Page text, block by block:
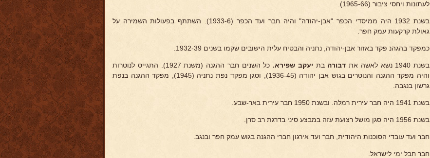
לעתונות ויחסי ציבור (1965-66).
בשנת 1932 היה ממיסדי הכפר "אבן-יהודה" והיה חבר ועד הכפר (1933-6). השתתף בפעולות השמירה על
גאולת קרקעות עמק חפר.
כמפקד בהגהנ פקד באזור אבן-יהודה, נתניה והבטיח עלית הישובים שקמו בשנים 1932-39.
בשנת 1940 נשא לאשה את דבורה בת יעקב שפירא.
כל השנים חבר ההגנה (משנת 1927). התגייס לנוטרות
והיה מפקד ההגנה והנוטרים בגוש אבן יהודה (1936-45), וסגן מפקד נפת נתניה (1945), מפקד ההגנה בנפת
גרשון בנגבה.
בשנת 1941 היה חבר עירית רמלה. ובשנת 1950 חבר עירית באר-שבע.
בשנת 1956 היה סגן מושל רצועת עזה במבצע סיני בדרגת רב סרן.
חבר ועד עובדי הסוכנות היהודית, חבר ועד אירגון חברי ההגנה בגוש עמק חפר ובנגב.
חבר חבל ימי לישראל.